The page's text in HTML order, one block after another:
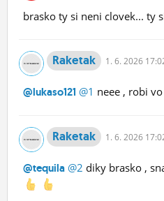
brasko ty si neni clovek... ty
Raketak 1. 6. 2026
@lukaso121 @1 neee , robi
Raketak 1. 6. 2026
@tequila @2 diky brasko ,